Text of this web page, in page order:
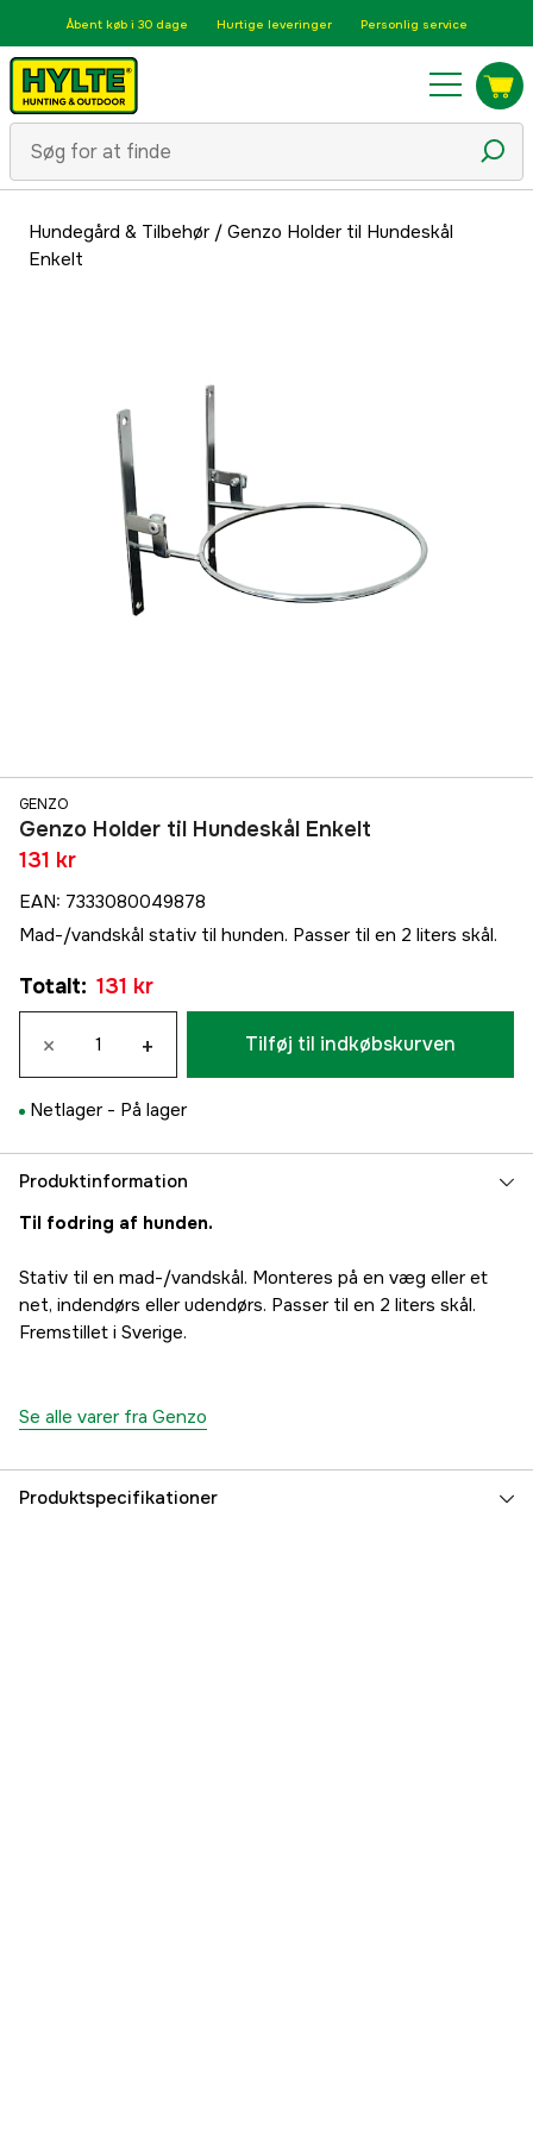
Åbent køb i 30 dage Hurtige leveringer Personlig service
Hundegård & Tilbehør/ Genzo Holder til Hundeskål
Enkelt
GENZO
Genzo Holder til Hundeskål Enkelt
131 kr
EAN: 7333080049878
Mad-/vandskål stativ til hunden. Passer til en 2 liters skål.
Totalt: 131 kr
× + Tilføj til indkøbskurven
Netlager - På lager
Produktinformation
Til fodring af hunden.
Stativ til en mad-/vandskål. Monteres på en væg eller et
net, indendørs eller udendørs. Passer til en 2 liters skål.
Fremstillet i Sverige.
Se alle varer fra Genzo
Produktspecifikationer